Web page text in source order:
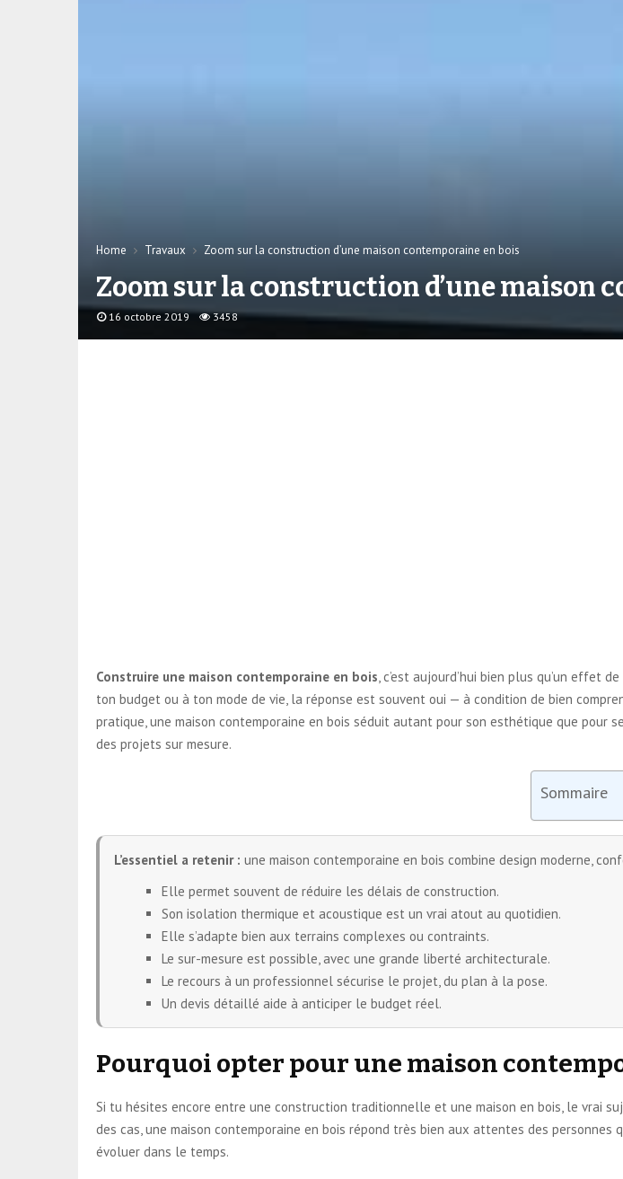
Home Travaux Zoom sur la construction d’une maison contemporaine en bois
Zoom sur la construction d’une maison
16 octobre 2019 3458
Construire une maison contemporaine en bois , c’est aujourd’hui bien plus qu’un effet
ton budget ou à ton mode de vie, la réponse est souvent oui — à condition de bien
pratique, une maison contemporaine en bois séduit autant pour son esthétique que pour
des projets sur mesure.
Sommaire
L’essentiel a retenir : une maison contemporaine en bois combine design moderne,
Elle permet souvent de réduire les délais de construction.
Son isolation thermique et acoustique est un vrai atout au quotidien.
Elle s’adapte bien aux terrains complexes ou contraints.
Le sur-mesure est possible, avec une grande liberté architecturale.
Le recours à un professionnel sécurise le projet, du plan à la pose.
Un devis détaillé aide à anticiper le budget réel.
Pourquoi opter pour une maison
Si tu hésites encore entre une construction traditionnelle et une maison en bois, le vrai
des cas, une maison contemporaine en bois répond très bien aux attentes des
évoluer dans le temps.